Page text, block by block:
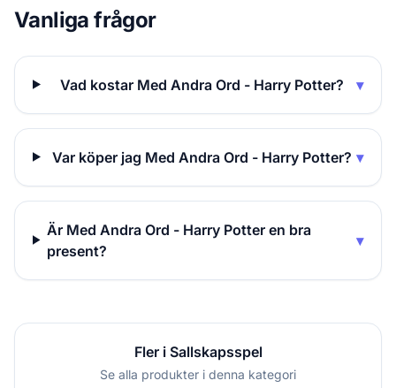
Vanliga frågor
Vad kostar Med Andra Ord - Harry Potter? ▾
Var köper jag Med Andra Ord - Harry Potter? ▾
Är Med Andra Ord - Harry Potter en bra
present?
▾
Fler i Sallskapsspel
Se alla produkter i denna kategori